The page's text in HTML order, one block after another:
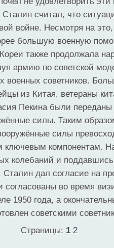
Сталин считал, что
войне. Несмотря на
большую военную
также продолжала
армию по советской
военных советников.
из Китая, ветераны
Пекина были
силы. Таким
силы
ключевым компонентам.
колебаний и
дал согласие на
согласованы во время
1950 года, а
советскими
Страницы: 1 2